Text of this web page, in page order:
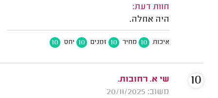
חוות דעת:
היה אחלה.
איכות 10 מחיר 10 זמנים 10 יחס 10
שי א. רחובות.
משוב: 20/11/2025
10